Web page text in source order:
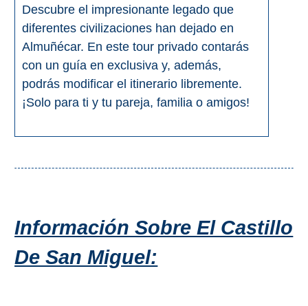
Hoteles
via
Booking.com
Villas y
Cortijos
via
Vrbo.com
via
via
Coches de
via
Buses y
via
Descubre el impresionante legado que
diferentes civilizaciones han dejado en
Almuñécar. En este tour privado contarás
con un guía en exclusiva y, además,
podrás modificar el itinerario libremente.
¡Solo para ti y tu pareja, familia o amigos!
Información Sobre El Castillo
De San Miguel: